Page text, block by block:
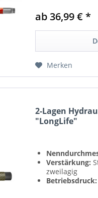
ab 36,99 € *
Merken
2-Lagen
"LongLife"
Verstärkung:
zweilagig
Betriebsdruck: